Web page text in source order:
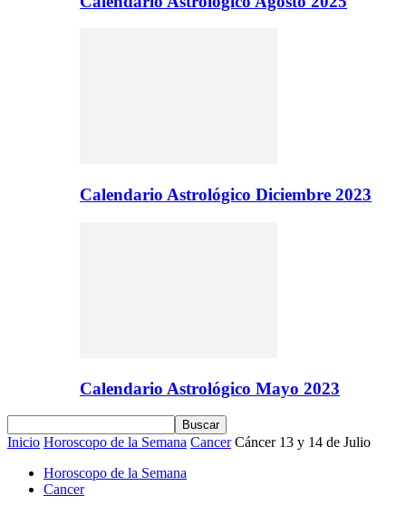
Calendario Astrológico Diciembre 2023
Calendario Astrológico Mayo 2023
Inicio Horoscopo de la Semana Cancer Cáncer 13 y 14 de Julio
Horoscopo de la Semana
Cancer